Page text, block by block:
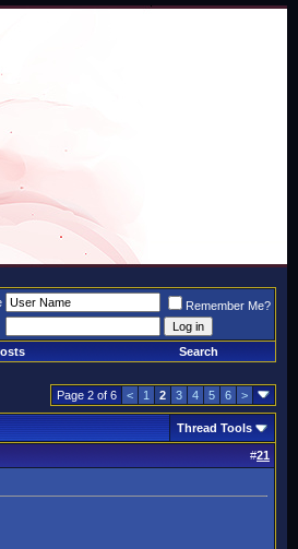
Remember Me?
Search
Page 2 of 6 < 1 2 3 4 5 6 >
Thread Tools
#21